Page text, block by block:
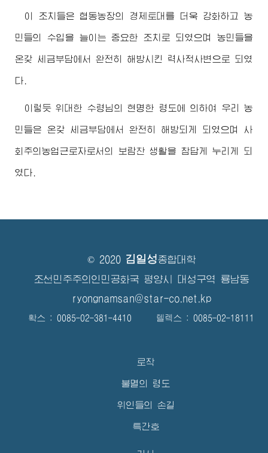
이 조치들은 협동농장의 경제토대를 더욱 강화하고 농
민들의 수입을 늘이는 중요한 조치로 되였으며 농민들을
온갖 세금부담에서 완전히 해방시킨 력사적사변으로 되였
다.
이렇듯위대한 수령님 의 현명한 령도에 의하여 우리 농
민들은 온갖 세금부담에서 완전히 해방되게 되였으며 사
회주의농업근로자로서의 보람찬 생활을 참답게 누리게 되
였다.
© 2020 김일성종합대학
조선민주주의인민공화국 평양시 대성구역 룡남동
ryongnamsan@star-co.net.kp
확스 : 0085-02-381-4410 텔렉스 : 0085-02-18111
로작
불멸의 령도
위인들의 손길
특간호